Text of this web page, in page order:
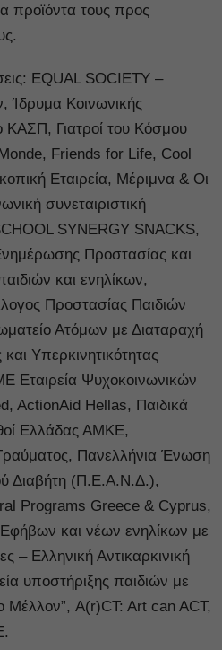
προϊόντα τους προς
EQUAL SOCIETY –
Ίδρυμα Κοινωνικής
ΚΑΣΠ, Γιατροί του Κόσμου
Friends for Life, Cool
Εταιρεία, Μέριμνα & Οι
συνεταιριστική
SYNERGY SNACKS,
Προστασίας και
και ενηλίκων,
Προστασίας Παιδιών
Ατόμων με Διαταραχή
Υπερκινητικότητας
Ψυχοκοινωνικών
ActionAid Hellas, Παιδικά
Ελλάδας ΑΜΚΕ,
Πανελλήνια Ένωση
Διαβήτη (Π.Ε.Α.Ν.Δ.),
Programs Greece & Cyprus,
και νέων ενηλίκων με
– Ελληνική Αντικαρκινική
υποστήριξης παιδιών με
Μέλλον”, A(r)CT: Art can ACT,